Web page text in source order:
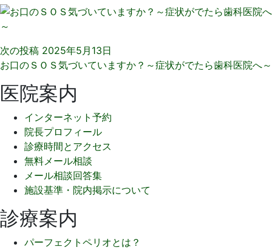
次の投稿 2025年5月13日
お口のＳＯＳ気づいていますか？～症状がでたら歯科医院へ～
医院案内
インターネット予約
院長プロフィール
診療時間とアクセス
無料メール相談
メール相談回答集
施設基準・院内掲示について
診療案内
パーフェクトペリオとは？